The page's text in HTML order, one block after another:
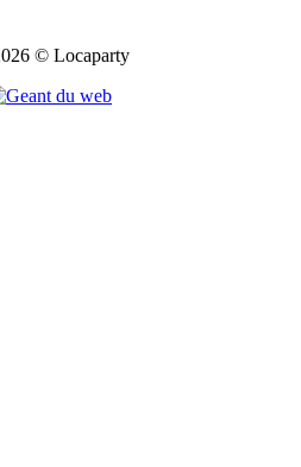
© Locaparty